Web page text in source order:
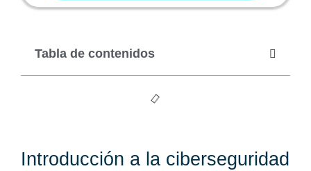
Introducción a la ciberseguridad
Tabla de contenidos